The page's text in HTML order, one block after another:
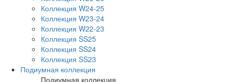
Коллекция W24-25
Коллекция W23-24
Коллекция W22-23
Коллекция SS25
Коллекция SS24
Коллекция SS23
Подиумная коллекция
Подиумная коллекция